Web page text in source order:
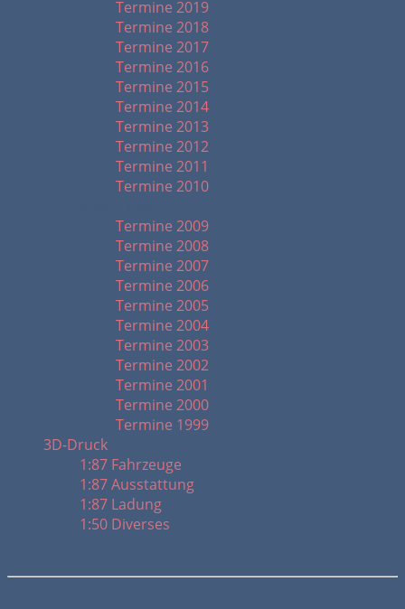
Termine 2019
Termine 2018
Termine 2017
Termine 2016
Termine 2015
Termine 2014
Termine 2013
Termine 2012
Termine 2011
Termine 2010
Termine 2009
Termine 2008
Termine 2007
Termine 2006
Termine 2005
Termine 2004
Termine 2003
Termine 2002
Termine 2001
Termine 2000
Termine 1999
3D-Druck
1:87 Fahrzeuge
1:87 Ausstattung
1:87 Ladung
1:50 Diverses